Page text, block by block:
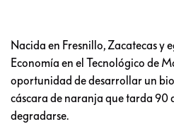
Nacida en Fresnillo, Zacatecas y
Economía en el Tecnológico de
oportunidad de desarrollar un
cáscara de naranja que tarda 90
degradarse.